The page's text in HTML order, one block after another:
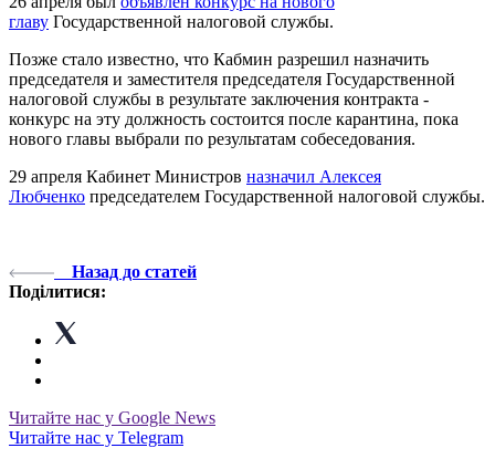
главу Государственной налоговой службы.
Позже стало известно, что Кабмин разрешил назначить
председателя и заместителя председателя Государственной
налоговой службы в результате заключения контракта -
конкурс на эту должность состоится после карантина, пока
нового главы выбрали по результатам собеседования.
29 апреля Кабинет Министров назначил Алексея
Любченко председателем Государственной налоговой службы.
Назад до статей
Поділитися:
Читайте нас у Google News
Читайте нас у Telegram